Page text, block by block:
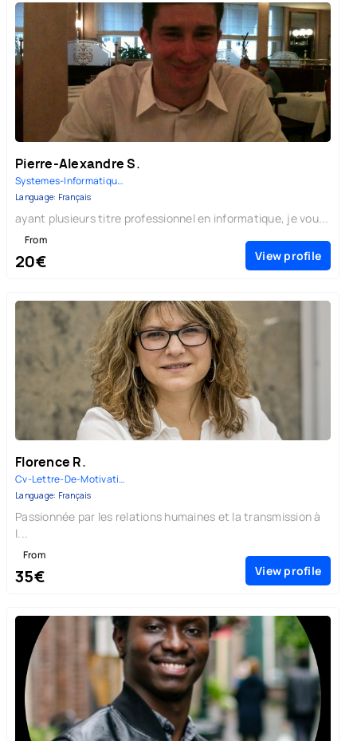
Pierre-Alexandre S.
Systemes-Informatiques |
Language: Français
ayant plusieurs titre professionnel en informatique, je vou...
From
20€ View profile
Florence R.
Cv-Lettre-De-Motivation |
Language: Français
Passionnée par les relations humaines et la transmission à
l...
From
35€ View profile